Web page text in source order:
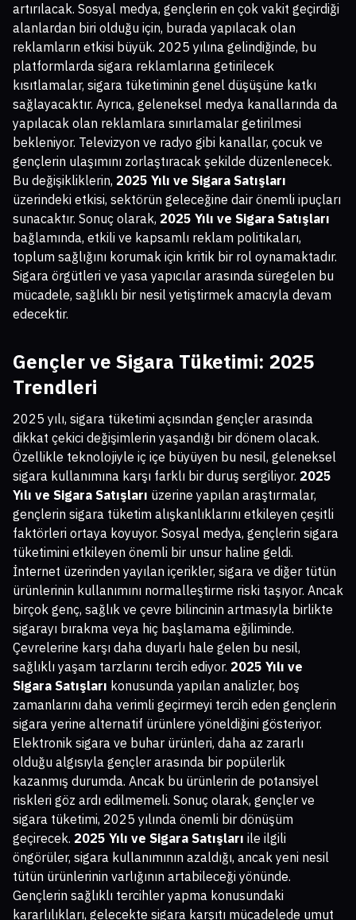
artırılacak. Sosyal medya, gençlerin en çok vakit geçirdiği
alanlardan biri olduğu için, burada yapılacak olan
reklamların etkisi büyük. 2025 yılına gelindiğinde, bu
platformlarda sigara reklamlarına getirilecek
kısıtlamalar, sigara tüketiminin genel düşüşüne katkı
sağlayacaktır. Ayrıca, geleneksel medya kanallarında da
yapılacak olan reklamlara sınırlamalar getirilmesi
bekleniyor. Televizyon ve radyo gibi kanallar, çocuk ve
gençlerin ulaşımını zorlaştıracak şekilde düzenlenecek.
Bu değişikliklerin, 2025 Yılı ve Sigara Satışları
üzerindeki etkisi, sektörün geleceğine dair önemli ipuçları
sunacaktır. Sonuç olarak, 2025 Yılı ve Sigara Satışları
bağlamında, etkili ve kapsamlı reklam politikaları,
toplum sağlığını korumak için kritik bir rol oynamaktadır.
Sigara örgütleri ve yasa yapıcılar arasında süregelen bu
mücadele, sağlıklı bir nesil yetiştirmek amacıyla devam
edecektir.
Gençler ve Sigara Tüketimi: 2025
Trendleri
2025 yılı, sigara tüketimi açısından gençler arasında
dikkat çekici değişimlerin yaşandığı bir dönem olacak.
Özellikle teknolojiyle iç içe büyüyen bu nesil, geleneksel
sigara kullanımına karşı farklı bir duruş sergiliyor. 2025
Yılı ve Sigara Satışları üzerine yapılan araştırmalar,
gençlerin sigara tüketim alışkanlıklarını etkileyen çeşitli
faktörleri ortaya koyuyor. Sosyal medya, gençlerin sigara
tüketimini etkileyen önemli bir unsur haline geldi.
İnternet üzerinden yayılan içerikler, sigara ve diğer tütün
ürünlerinin kullanımını normalleştirme riski taşıyor. Ancak
birçok genç, sağlık ve çevre bilincinin artmasıyla birlikte
sigarayı bırakma veya hiç başlamama eğiliminde.
Çevrelerine karşı daha duyarlı hale gelen bu nesil,
sağlıklı yaşam tarzlarını tercih ediyor. 2025 Yılı ve
Sigara Satışları konusunda yapılan analizler, boş
zamanlarını daha verimli geçirmeyi tercih eden gençlerin
sigara yerine alternatif ürünlere yöneldiğini gösteriyor.
Elektronik sigara ve buhar ürünleri, daha az zararlı
olduğu algısıyla gençler arasında bir popülerlik
kazanmış durumda. Ancak bu ürünlerin de potansiyel
riskleri göz ardı edilmemeli. Sonuç olarak, gençler ve
sigara tüketimi, 2025 yılında önemli bir dönüşüm
geçirecek. 2025 Yılı ve Sigara Satışları ile ilgili
öngörüler, sigara kullanımının azaldığı, ancak yeni nesil
tütün ürünlerinin varlığının artabileceği yönünde.
Gençlerin sağlıklı tercihler yapma konusundaki
kararlılıkları, gelecekte sigara karşıtı mücadelede umut